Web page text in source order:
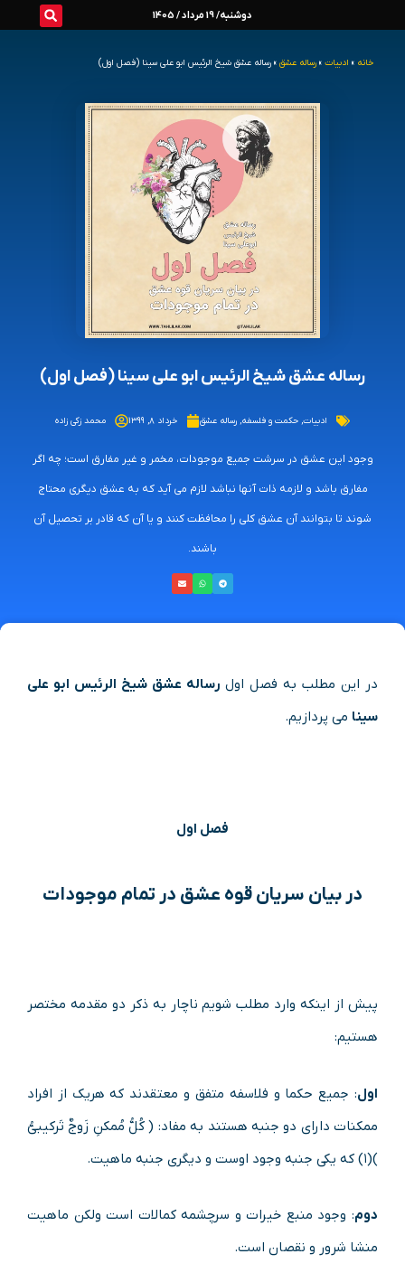
دوشنبه/ 19 مرداد / 1405
خانه » ادبیات » رساله عشق » رساله عشق شیخ الرئیس ابو علی سینا (فصل اول)
رساله عشق شیخ الرئیس ابو علی سینا (فصل اول)
ادبیات, حکمت و فلسفه, رساله عشق خرداد ۸, ۱۳۹۹ محمد زکی زاده
وجود این عشق در سرشت جمیع موجودات، مخمر و غیر مفارق است؛ چه اگر
مفارق باشد و لازمه ذات آنها نباشد لازم می آید که به عشق دیگری محتاج
شوند تا بتوانند آن عشق کلی را محافظت کنند و یا آن که قادر بر تحصیل آن
باشند.
در این مطلب به فصل اول رساله عشق شیخ الرئیس ابو علی
سینا می پردازیم.
فصل اول
در بیان سریان قوه عشق در تمام موجودات
پیش از اینکه وارد مطلب شویم ناچار به ذکر دو مقدمه مختصر
هستیم:
اول: جمیع حکما و فلاسفه متفق و معتقدند که هریک از افراد
ممکنات دارای دو جنبه هستند به مفاد: ( کُلُّ مُمکنِ زَوجٌ تَرکیبیُّ
)(۱) که یکی جنبه وجود اوست و دیگری جنبه ماهیت.
دوم: وجود منبع خیرات و سرچشمه کمالات است ولکن ماهیت
منشا شرور و نقصان است.